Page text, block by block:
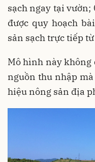
sạch ngay tại
được quy hoạch
sản sạch trực tiếp
Mô hình này không
nguồn thu nhập
hiệu nông sản địa